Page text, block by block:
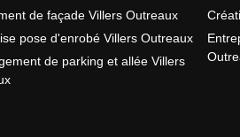
de façade Villers Outreaux
pose d'enrobé Villers Outreaux
de parking et allée Villers